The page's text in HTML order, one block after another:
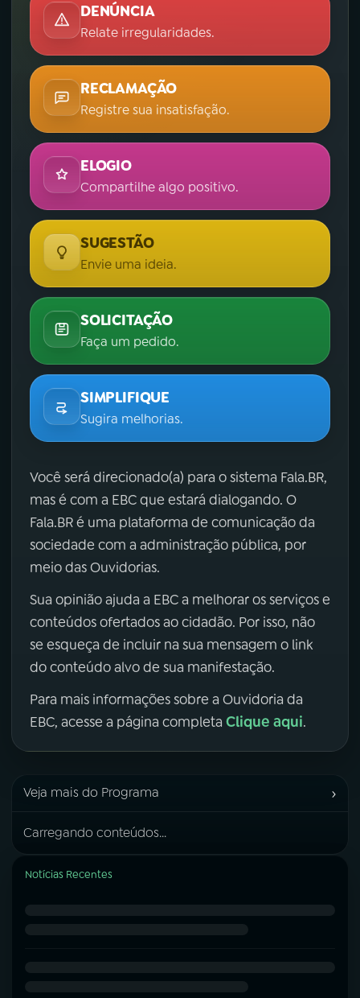
DENÚNCIA
Relate irregularidades.
RECLAMAÇÃO
Registre sua insatisfação.
ELOGIO
Compartilhe algo positivo.
SUGESTÃO
Envie uma ideia.
SOLICITAÇÃO
Faça um pedido.
SIMPLIFIQUE
Sugira melhorias.
Você será direcionado(a) para o sistema Fala.BR,
mas é com a EBC que estará dialogando. O
Fala.BR é uma plataforma de comunicação da
sociedade com a administração pública, por
meio das Ouvidorias.
Sua opinião ajuda a EBC a melhorar os serviços e
conteúdos ofertados ao cidadão. Por isso, não
se esqueça de incluir na sua mensagem o link
do conteúdo alvo de sua manifestação.
Para mais informações sobre a Ouvidoria da
EBC, acesse a página completa Clique aqui.
Veja mais do Programa ›
Carregando conteúdos...
Notícias Recentes